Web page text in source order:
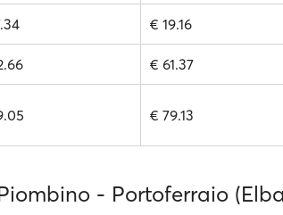
€ 19.16
€ 61.37
€ 79.13
- Portoferraio